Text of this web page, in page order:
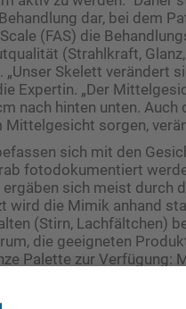
dar, bei dem
(FAS) die
(Strahlkraft,
Skelett verändert
Expertin. „Der
nach hinten unten.
sorgen,
sich mit den
fotodokumentiert
sich meist durch
wird die Mimik anhand
(Stirn, Lachfältchen)
die geeigneten
­Palette zur Verfügung:
die formen,
der Haut